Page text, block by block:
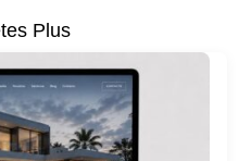
Plus